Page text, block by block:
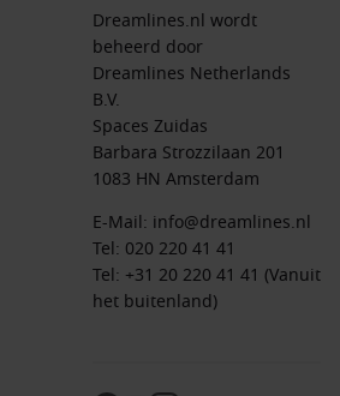
: Deze vriendelijke haven is de
prachtige ecosysteem van Dominica.
in het Morne Trois Pitons National
naturel hot springs.
: Verken de prachtige stranden
op dit eiland. Geniet van unieke
uitzicht over de Caribische
rondom Jost Van Dyke
Dyke biedt de kans om verschillende
Dreamlines.nl wordt
beheerd door
Dreamlines Netherlands
B.V.
Spaces Zuidas
Barbara Strozzilaan 201
1083 HN Amsterdam
E-Mail: info@dreamlines.nl
Tel: 020 220 41 41
Tel: +31 20 220 41 41 (Vanuit
het buitenland)